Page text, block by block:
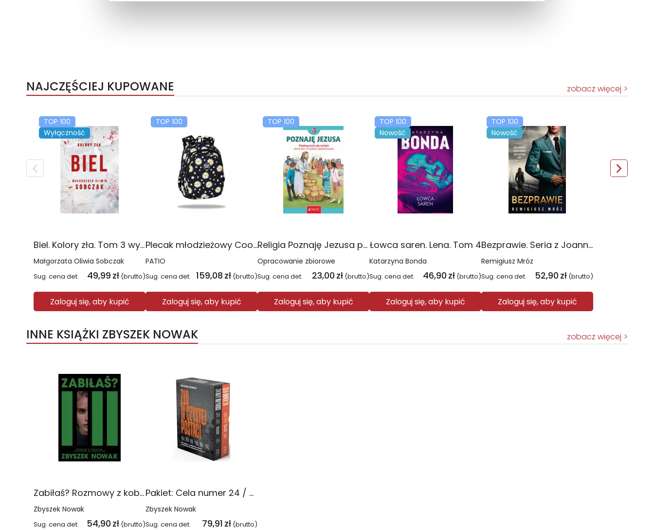
NAJCZĘŚCIEJ KUPOWANE zobacz więcej
TOP 100
Wyłączność
Biel. Kolory zła. Tom 3 wyd. 2025
Małgorzata Oliwia Sobczak
Sug. cena det. 49,99 zł (brutto)
Zaloguj się, aby kupić
TOP 100
Plecak młodzieżowy Coolpack Jerry Daisy Black
PATIO
Sug. cena det. 159,08 zł (brutto)
Zaloguj się, aby kupić
TOP 100
Religia Poznaję Jezusa podręcznik dla klasy 3 szkoły podstawowej
Opracowanie zbiorowe
Sug. cena det. 23,00 zł (brutto)
Zaloguj się, aby kupić
TOP 100
Nowość
Łowca saren. Lena. Tom 4
Katarzyna Bonda
Sug. cena det. 46,90 zł (brutto)
Zaloguj się, aby kupić
TOP 100
Nowość
Bezprawie. Seria z Joanną Chyłką. Tom 20
Remigiusz Mróz
Sug. cena det. 52,90 zł (brutto)
Zaloguj się, aby kupić
INNE KSIĄŻKI ZBYSZEK NOWAK zobacz więcej
Zabiłaś? Rozmowy z kobietami skazanymi za zabójstwo
Zbyszek Nowak
Sug. cena det. 54,90 zł (brutto)
Pakiet: Cela numer 24 / 24 razy dożywocie
Zbyszek Nowak
Sug. cena det. 79,91 zł (brutto)